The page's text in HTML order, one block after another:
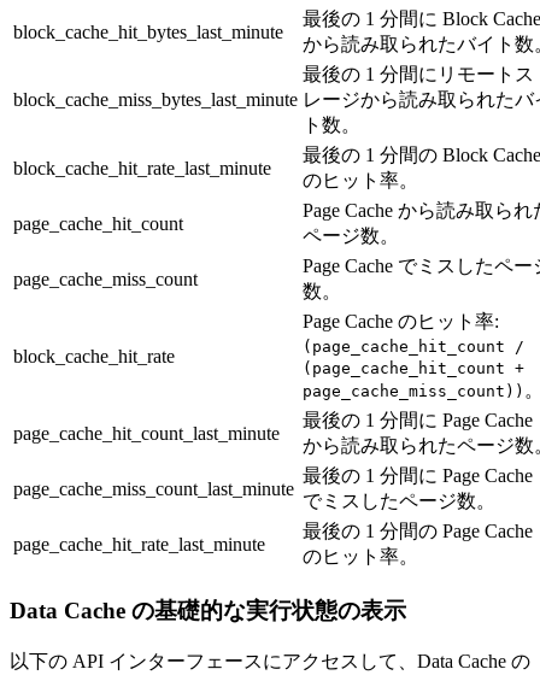
block_cache_hit_bytes_last_minute
最後の 1 分間に Block Cache
から読み取られたバイト数
block_cache_miss_bytes_last_minute
最後の 1 分間にリモートス
レージから読み取られたバ
ト数。
block_cache_hit_rate_last_minute
最後の 1 分間の Block Cache
のヒット率。
page_cache_hit_count
Page Cache から読み取られ
ページ数。
page_cache_miss_count
Page Cache でミスしたペー
数。
block_cache_hit_rate
Page Cache のヒット率:
(page_cache_hit_count /
(page_cache_hit_count +
page_cache_miss_count))
page_cache_hit_count_last_minute
最後の 1 分間に Page Cache
から読み取られたページ数
page_cache_miss_count_last_minute
最後の 1 分間に Page Cache
でミスしたページ数。
page_cache_hit_rate_last_minute
最後の 1 分間の Page Cache
のヒット率。
Data Cache の基礎的な実行状態の表示
以下の API インターフェースにアクセスして、Data Cache の